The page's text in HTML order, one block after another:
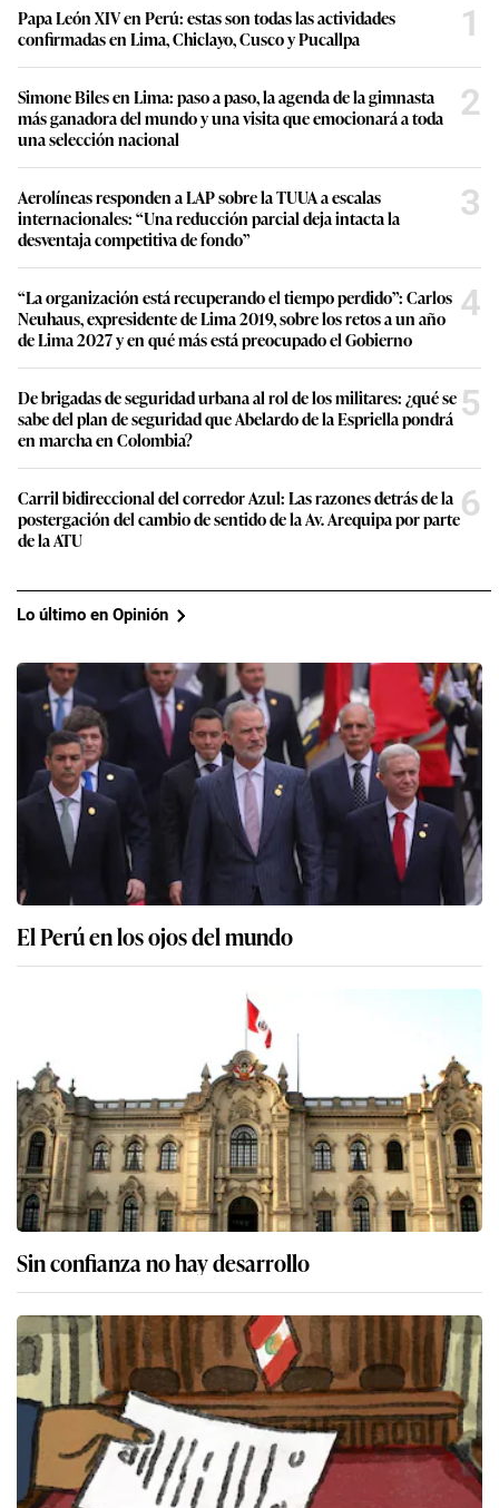
Papa León XIV en Perú: estas son todas las actividades
confirmadas en Lima, Chiclayo, Cusco y Pucallpa
1
Simone Biles en Lima: paso a paso, la agenda de la gimnasta
más ganadora del mundo y una visita que emocionará a toda
una selección nacional
2
Aerolíneas responden a LAP sobre la TUUA a escalas
internacionales: “Una reducción parcial deja intacta la
desventaja competitiva de fondo”
3
“La organización está recuperando el tiempo perdido”: Carlos
Neuhaus, expresidente de Lima 2019, sobre los retos a un año
de Lima 2027 y en qué más está preocupado el Gobierno
4
De brigadas de seguridad urbana al rol de los militares: ¿qué se
sabe del plan de seguridad que Abelardo de la Espriella pondrá
en marcha en Colombia?
5
Carril bidireccional del corredor Azul: Las razones detrás de la
postergación del cambio de sentido de la Av. Arequipa por parte
de la ATU
6
Lo último en Opinión
El Perú en los ojos del mundo
Sin confianza no hay desarrollo